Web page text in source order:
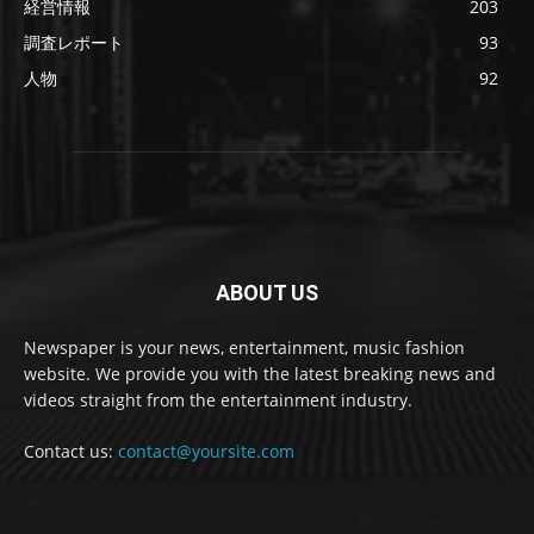
経営情報
203
調査レポート
93
人物
92
ABOUT US
Newspaper is your news, entertainment, music fashion
website. We provide you with the latest breaking news and
videos straight from the entertainment industry.
Contact us: contact@yoursite.com